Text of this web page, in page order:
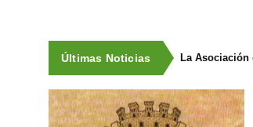
Últimas Noticias La Asociación